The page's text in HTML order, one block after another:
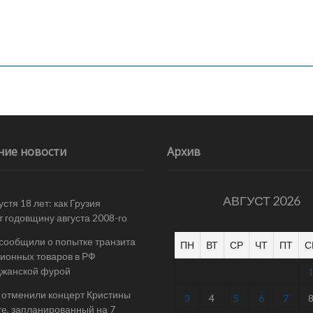
новости
18 лет: как Грузия
годовщину августа 2008-го
о попытке транзита
товаров в РФ
фурой
концерт Кристины
запланированный на 7
Архив
АВГУСТ 2026
ПН ВТ СР ЧТ ПТ
1
3 4 5 6 7 8